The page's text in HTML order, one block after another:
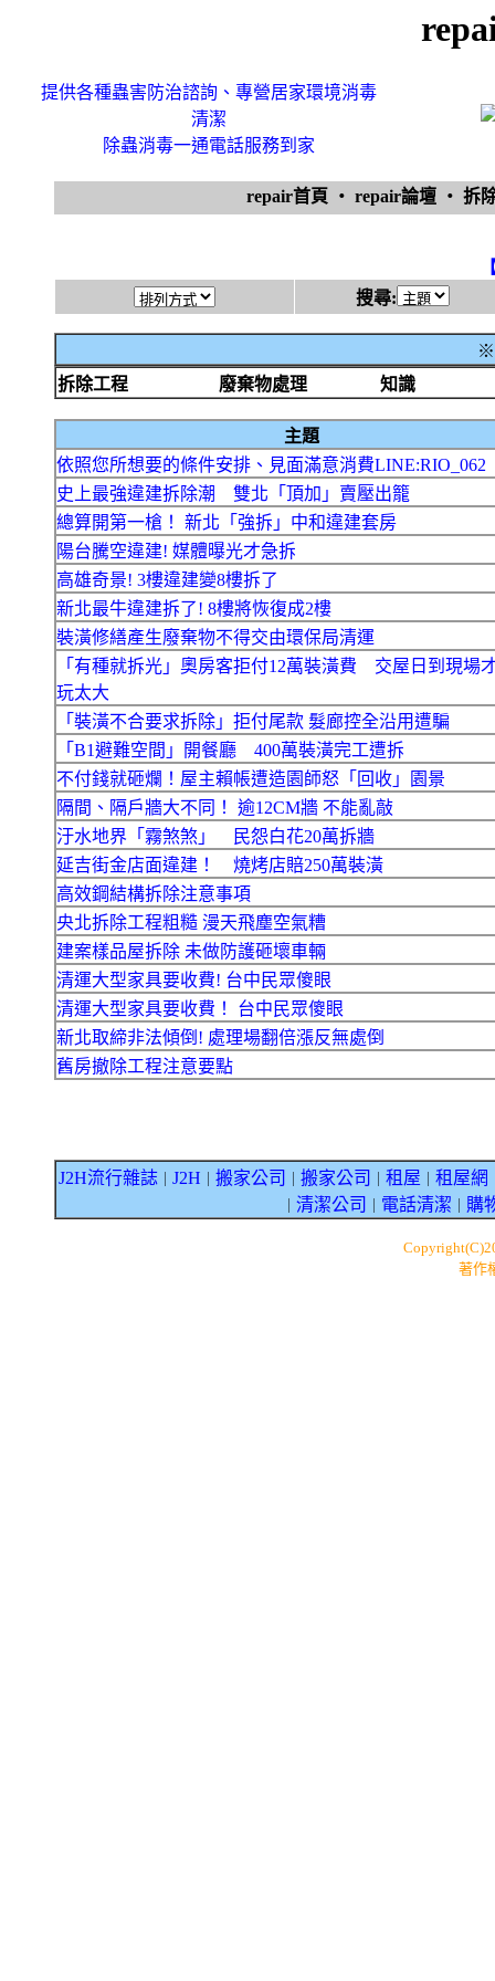
提供各種蟲害防治諮詢、專營居家環境消毒
清潔
除蟲消毒一通電話服務到家
repair首頁 ‧ repair論壇 ‧ 拆
搜尋:
※
拆除工程
廢棄物處理 知識
主題
依照您所想要的條件安排、見面滿意消費LINE:RIO_062
史上最強違建拆除潮 雙北「頂加」賣壓出籠
總算開第一槍！ 新北「強拆」中和違建套房
陽台騰空違建! 媒體曝光才急拆
高雄奇景! 3樓違建變8樓拆了
新北最牛違建拆了! 8樓將恢復成2樓
裝潢修繕產生廢棄物不得交由環保局清運
「有種就拆光」奧房客拒付12萬裝潢費 交屋日到現場
玩太大
「裝潢不合要求拆除」拒付尾款 髮廊控全沿用遭騙
「B1避難空間」開餐廳 400萬裝潢完工遭拆
不付錢就砸爛！屋主賴帳遭造園師怒「回收」園景
隔間、隔戶牆大不同！ 逾12CM牆 不能亂敲
汙水地界「霧煞煞」 民怨白花20萬拆牆
延吉街金店面違建！ 燒烤店賠250萬裝潢
高效鋼結構拆除注意事項
央北拆除工程粗糙 漫天飛塵空氣糟
建案樣品屋拆除 未做防護砸壞車輛
清運大型家具要收費! 台中民眾傻眼
清運大型家具要收費！ 台中民眾傻眼
新北取締非法傾倒! 處理場翻倍漲反無處倒
舊房撤除工程注意要點
J2H流行雜誌 J2H 搬家公司 搬家公司 租屋 租屋網
清潔公司 電話清潔 購
著作